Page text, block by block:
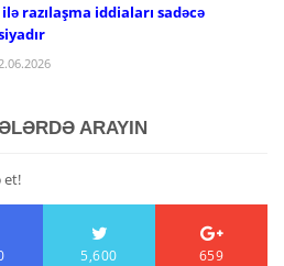
razılaşma iddiaları sadəcə
ARAYIN
et!
5,600 659